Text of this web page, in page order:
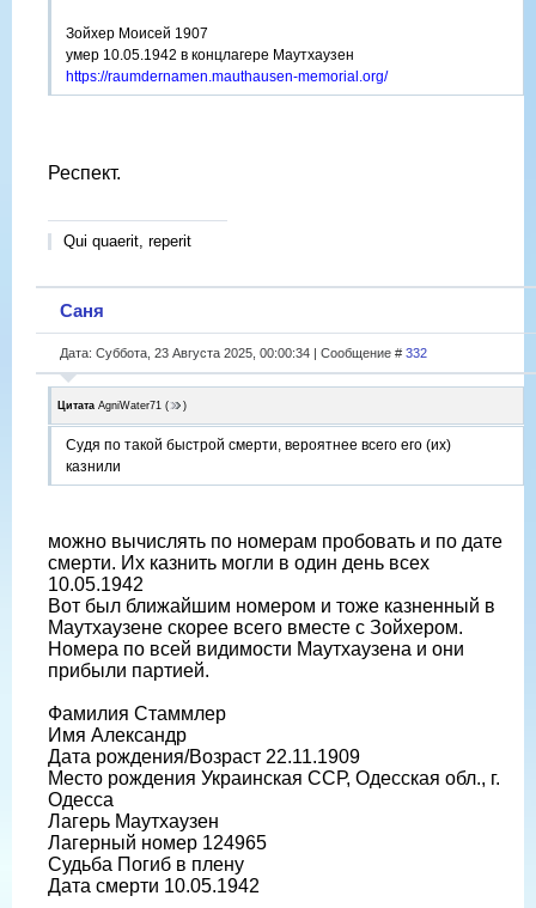
Зойхер Моисей 1907
умер 10.05.1942 в концлагере Маутхаузен
https://raumdernamen.mauthausen-memorial.org/
Респект.
Qui quaerit, reperit
Саня
Дата: Суббота, 23 Августа 2025, 00:00:34 | Сообщение # 332
Цитата AgniWater71 ( )
Судя по такой быстрой смерти, вероятнее всего его (их)
казнили
можно вычислять по номерам пробовать и по дате
смерти. Их казнить могли в один день всех
10.05.1942
Вот был ближайшим номером и тоже казненный в
Маутхаузене скорее всего вместе с Зойхером.
Номера по всей видимости Маутхаузена и они
прибыли партией.
Фамилия Стаммлер
Имя Александр
Дата рождения/Возраст 22.11.1909
Место рождения Украинская ССР, Одесская обл., г.
Одесса
Лагерь Маутхаузен
Лагерный номер 124965
Судьба Погиб в плену
Дата смерти 10.05.1942